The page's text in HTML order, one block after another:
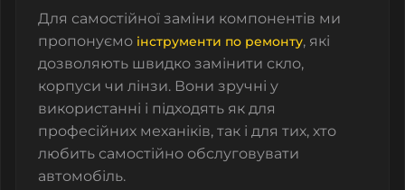
Для самостійної заміни компонентів ми
пропонуємо інструменти по ремонту, які
дозволяють швидко замінити скло,
корпуси чи лінзи. Вони зручні у
використанні і підходять як для
професійних механіків, так і для тих, хто
любить самостійно обслуговувати
автомобіль.